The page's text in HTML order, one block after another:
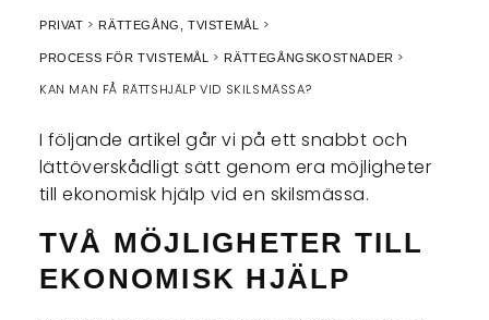
PRIVAT RÄTTEGÅNG, TVISTEMÅL
PROCESS FÖR TVISTEMÅL RÄTTEGÅNGSKOSTNADER
KAN MAN FÅ RÄTTSHJÄLP VID SKILSMÄSSA?
I följande artikel går vi på ett snabbt och
lättöverskådligt sätt genom era möjligheter
till ekonomisk hjälp vid en skilsmässa.
TVÅ MÖJLIGHETER TILL
EKONOMISK HJÄLP